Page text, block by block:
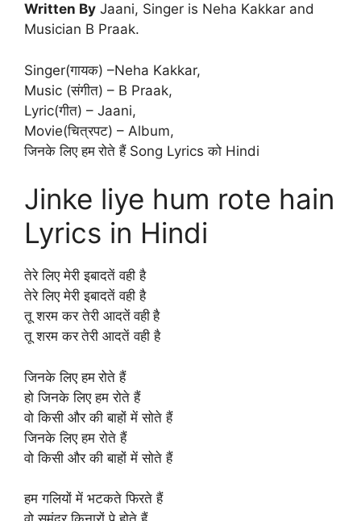
Written By Jaani, Singer is Neha Kakkar and
Musician B Praak.
Singer(गायक) –Neha Kakkar,
Music (संगीत) – B Praak,
Lyric(गीत) – Jaani,
Movie(चित्रपट) – Album,
जिनके लिए हम रोते हैं Song Lyrics को Hindi
Jinke liye hum rote hain
Lyrics in Hindi
तेरे लिए मेरी इबादतें वही है
तेरे लिए मेरी इबादतें वही है
तू शरम कर तेरी आदतें वही है
तू शरम कर तेरी आदतें वही है
जिनके लिए हम रोते हैं
हो जिनके लिए हम रोते हैं
वो किसी और की बाहों में सोते हैं
जिनके लिए हम रोते हैं
वो किसी और की बाहों में सोते हैं
हम गलियों में भटकते फिरते हैं